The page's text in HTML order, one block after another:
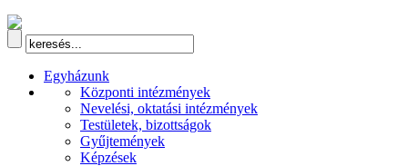
Egyházunk
Központi intézmények
Nevelési, oktatási intézmények
Testületek, bizottságok
Gyűjtemények
Képzések